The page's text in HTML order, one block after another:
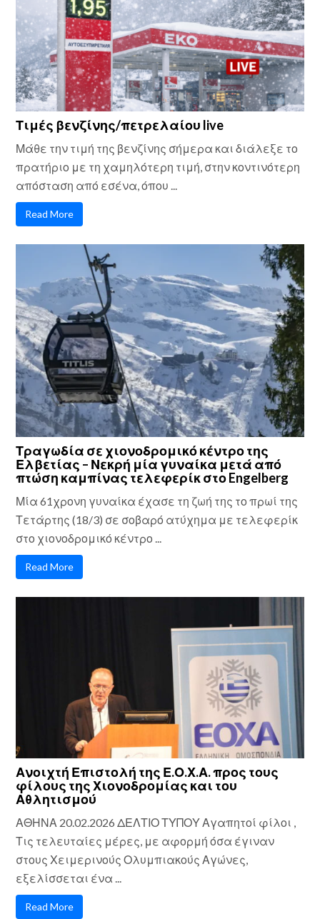
Τιμές βενζίνης/πετρελαίου live
Μάθε την τιμή της βενζίνης σήμερα και διάλεξε το
πρατήριο με τη χαμηλότερη τιμή, στην κοντινότερη
απόσταση από εσένα, όπου ...
Read More
Τραγωδία σε χιονοδρομικό κέντρο της
Ελβετίας – Νεκρή μία γυναίκα μετά από
πτώση καμπίνας τελεφερίκ στο Engelberg
Μία 61χρονη γυναίκα έχασε τη ζωή της το πρωί της
Τετάρτης (18/3) σε σοβαρό ατύχημα με τελεφερίκ
στο χιονοδρομικό κέντρο ...
Read More
Ανοιχτή Επιστολή της Ε.Ο.Χ.Α. προς τους
φίλους της Χιονοδρομίας και του
Αθλητισμού
ΑΘΗΝΑ 20.02.2026 ΔΕΛΤΙΟ ΤΥΠΟΥ Αγαπητοί φίλοι ,
Τις τελευταίες μέρες, με αφορμή όσα έγιναν
στους Χειμερινούς Ολυμπιακούς Αγώνες,
εξελίσσεται ένα ...
Read More